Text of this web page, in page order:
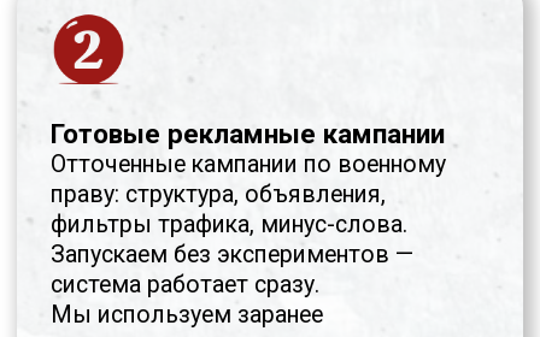
договор;
прогноз экономических
показателей в вашем городе.
За счёт прозрачности и точных данных
вы можете понимать реальную
масштабировать бюджет, сохраняя
прибыль.